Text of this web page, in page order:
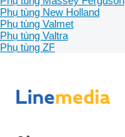
Phụ tùng New Holland
Phụ tùng Valmet
Phụ tùng Valtra
Phụ tùng ZF